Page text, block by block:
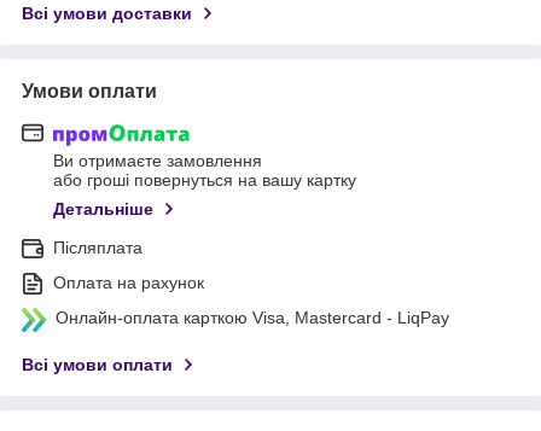
Всі умови доставки
Умови оплати
Ви отримаєте замовлення
або гроші повернуться на вашу картку
Детальніше
Післяплата
Оплата на рахунок
Онлайн-оплата карткою Visa, Mastercard - LiqPay
Всі умови оплати